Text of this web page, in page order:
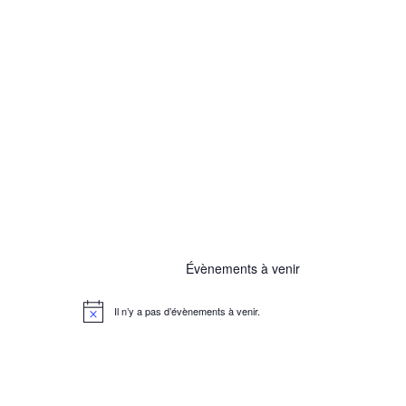
Évènements à venir
N
Il n’y a pas d’évènements à venir.